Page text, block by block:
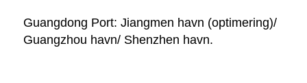
Guangdong Port: Jiangmen havn (optimering)/
Guangzhou havn/ Shenzhen havn.